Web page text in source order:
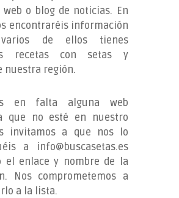
o blog de noticias. En
encontraréis información
de ellos tienes
recetas con setas y
nuestra región.
en falta alguna web
que no esté en nuestro
invitamos a que nos lo
a info@buscasetas.es
el enlace y nombre de la
Nos comprometemos a
a la lista.